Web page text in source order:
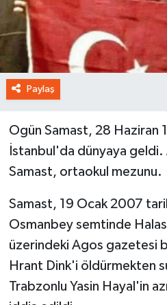
Paylaş
Ogün Samast, 28 Haziran
İstanbul'da dünyaya geldi.
Samast, ortaokul mezunu.
Samast, 19 Ocak 2007
Osmanbey semtinde
üzerindeki Agos gazetesi
Hrant Dink'i öldürmekten
Trabzonlu Yasin Hayal'in